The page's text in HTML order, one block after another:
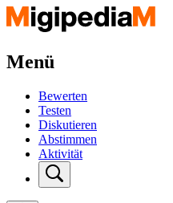
Menü
Bewerten
Testen
Diskutieren
Abstimmen
Aktivität